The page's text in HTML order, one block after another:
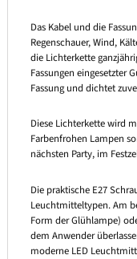
Das Kabel und die
Regenschauer, Wind,
die Lichterkette
Fassungen eingesetzter
Fassung und dichtet
Diese Lichterkette wird
Farbenfrohen Lampen
nächsten Party, im
Die praktische E27
Leuchtmitteltypen. Am
Form der Glühlampe)
dem Anwender
moderne LED